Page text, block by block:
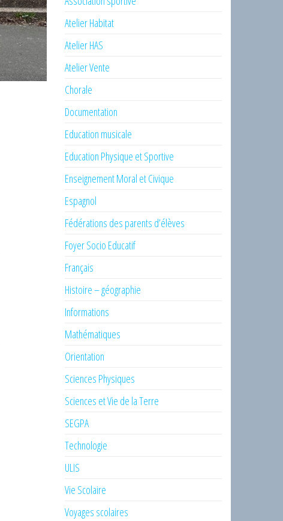
Atelier Habitat
Atelier HAS
Atelier Vente
Chorale
Documentation
Education musicale
Education Physique et Sportive
Enseignement Moral et Civique
Espagnol
Fédérations des parents d’élèves
Foyer Socio Educatif
Français
Histoire – géographie
Informations
Mathématiques
Orientation
Sciences Physiques
Sciences et Vie de la Terre
SEGPA
Technologie
ULIS
Vie Scolaire
Voyages scolaires